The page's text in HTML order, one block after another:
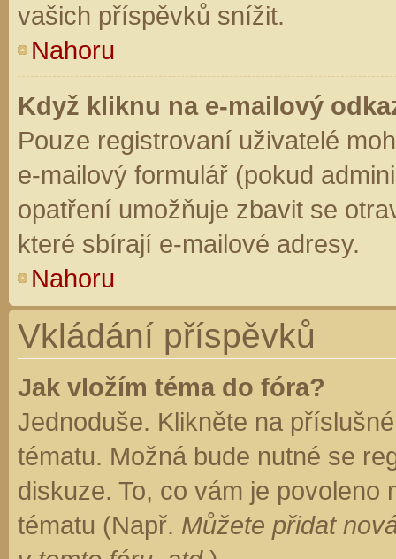
vašich příspěvků snížit.
Nahoru
Když kliknu na e-mailový
Pouze registrovaní uživatelé
e-mailový formulář (pokud
opatření umožňuje zbavit se
které sbírají e-mailové adresy.
Nahoru
Vkládání příspěvků
Jak vložím téma do fóra?
Jednoduše. Klikněte na
tématu. Možná bude nutné se
diskuze. To, co vám je
tématu (Např. Můžete přidat